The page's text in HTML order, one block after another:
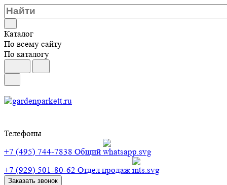
Каталог
По всему сайту
По каталогу
Телефоны
+7 (495) 744-7838 Общий
+7 (929) 501-80-62 Отдел продаж
Заказать звонок